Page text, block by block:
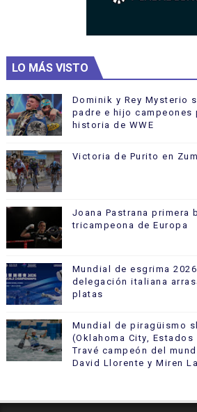
LO MÁS VISTO
Dominik y Rey Mysterio
padre e hijo campeones
historia de WWE
Victoria de Purito en
Joana Pastrana primera
tricampeona de Europa
Mundial de esgrima
delegación italiana
platas
Mundial de piragüismo
(Oklahoma City,
Travé campeón del
David Llorente y Miren